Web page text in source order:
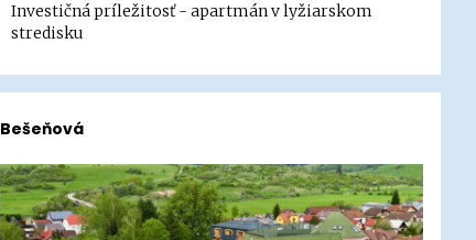
Investičná príležitosť - apartmán v lyžiarskom
stredisku
Bešeňová